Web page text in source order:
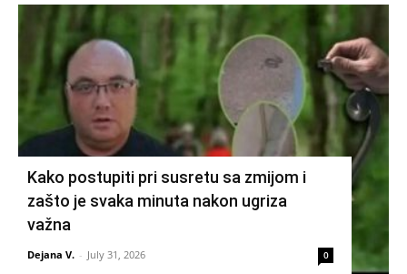
Kako postupiti pri susretu sa zmijom i
zašto je svaka minuta nakon ugriza
važna
Dejana V. - July 31, 2026 0